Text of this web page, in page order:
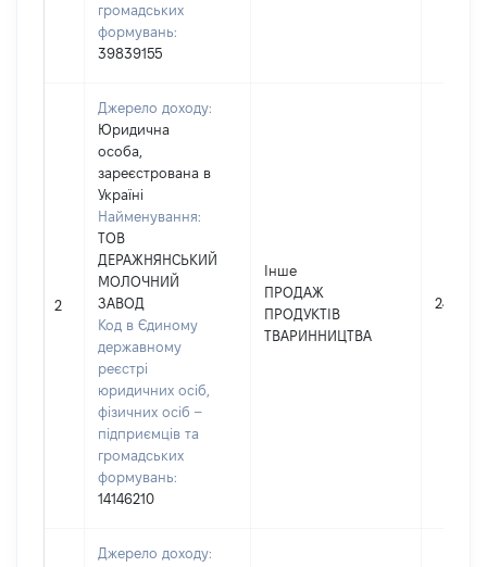
громадських
формувань:
39839155
2
Джерело доходу:
Юридична
особа,
зареєстрована в
Україні
Найменування:
ТОВ
ДЕРАЖНЯНСЬКИЙ
МОЛОЧНИЙ
ЗАВОД
Код в Єдиному
державному
реєстрі
юридичних осіб,
фізичних осіб –
підприємців та
громадських
формувань:
14146210
Інше
ПРОДАЖ
ПРОДУКТІВ
ТВАРИННИЦТВА
24014
Джерело доходу: